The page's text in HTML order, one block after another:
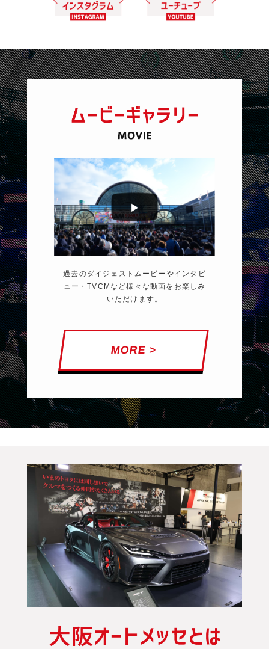
過去のダイジェストムービーやインタビ
ュー・TVCMなど様々な動画をお楽しみ
いただけます。
MORE >